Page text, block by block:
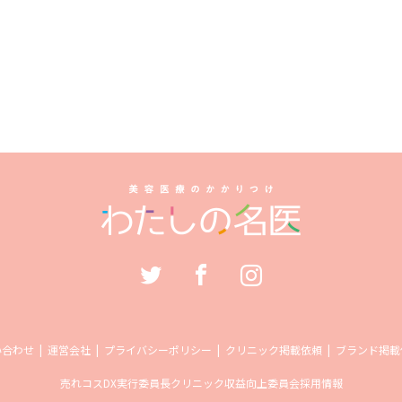
わせ 運営会社 プライバシーポリシー クリニック掲載依頼 ブランド掲
売れコスDX実行委員長クリニック収益向上委員会採用情報